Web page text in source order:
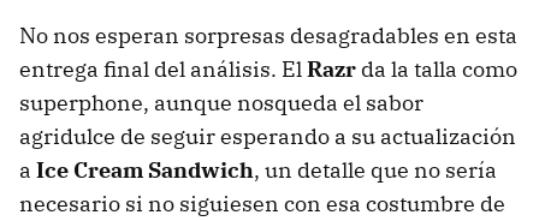
No nos esperan sorpresas desagradables en esta
entrega final del análisis. ElRazr da la talla como
superphone, aunque nosqueda el sabor
agridulce de seguir esperando a su actualización
a Ice Cream Sandwich, un detalle que no sería
necesario si no siguiesen con esa costumbre de